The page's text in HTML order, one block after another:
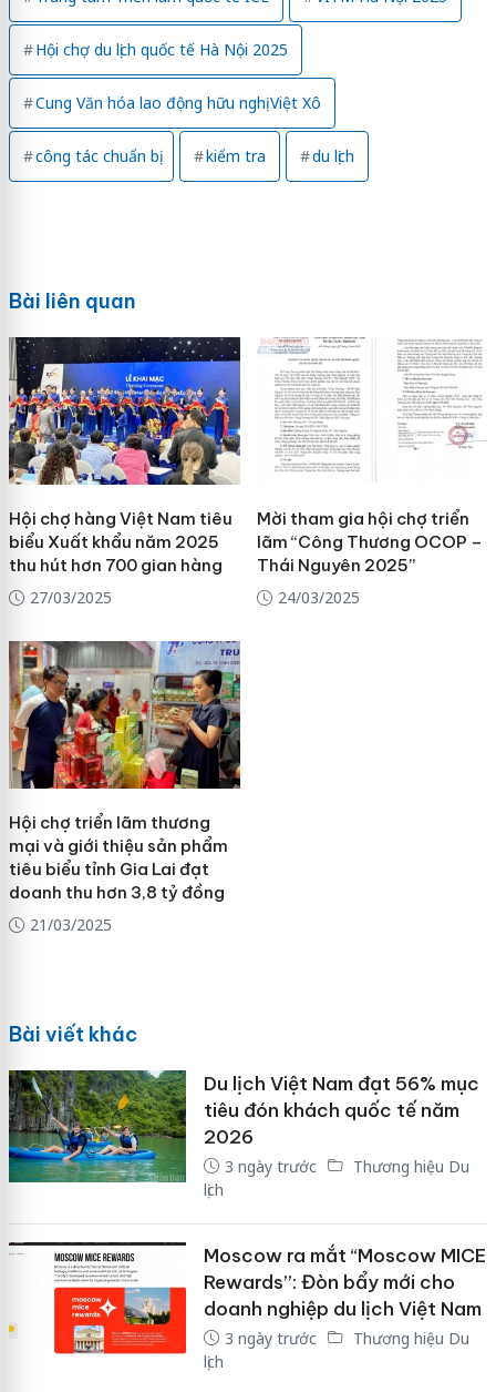
Hội chợ du lịch quốc tế Hà Nội 2025
Cung Văn hóa lao động hữu nghị Việt Xô
công tác chuẩn bị kiểm tra du lịch
Bài liên quan
Hội chợ hàng Việt Nam tiêu
biểu Xuất khẩu năm 2025
thu hút hơn 700 gian hàng
27/03/2025
Mời tham gia hội chợ triển
lãm “Công Thương OCOP –
Thái Nguyên 2025”
24/03/2025
Hội chợ triển lãm thương
mại và giới thiệu sản phẩm
tiêu biểu tỉnh Gia Lai đạt
doanh thu hơn 3,8 tỷ đồng
21/03/2025
Bài viết khác
Du lịch Việt Nam đạt 56% mục
tiêu đón khách quốc tế năm
2026
3 ngày trước
Thương hiệu Du
lịch
Moscow ra mắt “Moscow MICE
Rewards”: Đòn bẩy mới cho
doanh nghiệp du lịch Việt Nam
3 ngày trước
Thương hiệu Du
lịch